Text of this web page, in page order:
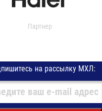
Партнер
на рассылку МХЛ: